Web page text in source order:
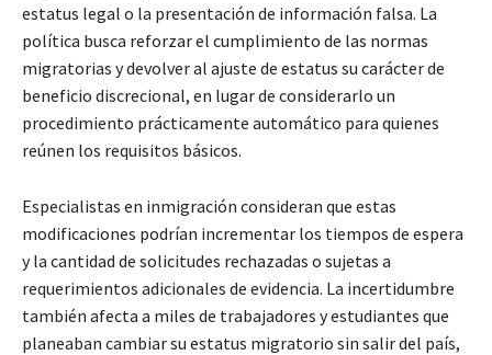
estatus legal o la presentación de información falsa. La
política busca reforzar el cumplimiento de las normas
migratorias y devolver al ajuste de estatus su carácter de
beneficio discrecional, en lugar de considerarlo un
procedimiento prácticamente automático para quienes
reúnen los requisitos básicos.
Especialistas en inmigración consideran que estas
modificaciones podrían incrementar los tiempos de espera
y la cantidad de solicitudes rechazadas o sujetas a
requerimientos adicionales de evidencia. La incertidumbre
también afecta a miles de trabajadores y estudiantes que
planeaban cambiar su estatus migratorio sin salir del país,